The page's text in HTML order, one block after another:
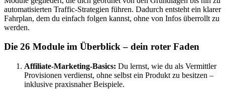
automatisierten Traffic-Strategien führen. Dadurch entsteht ein klarer
Fahrplan, dem du einfach folgen kannst, ohne von Infos überrollt zu
werden.
Die 26 Module im Überblick – dein roter Faden
Affiliate-Marketing-Basics: Du lernst, wie du als Vermittler
Provisionen verdienst, ohne selbst ein Produkt zu besitzen –
inklusive praxisnaher Beispiele.